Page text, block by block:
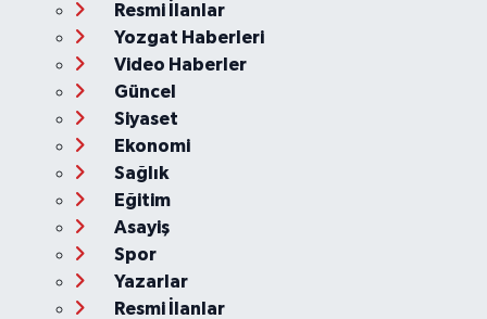
Resmi İlanlar
Yozgat Haberleri
Video Haberler
Güncel
Siyaset
Ekonomi
Sağlık
Eğitim
Asayiş
Spor
Yazarlar
Resmi İlanlar